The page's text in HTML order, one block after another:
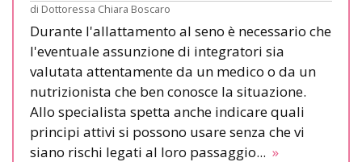
di Dottoressa Chiara Boscaro
Durante l'allattamento al seno è necessario che
l'eventuale assunzione di integratori sia
valutata attentamente da un medico o da un
nutrizionista che ben conosce la situazione.
Allo specialista spetta anche indicare quali
principi attivi si possono usare senza che vi
siano rischi legati al loro passaggio... »